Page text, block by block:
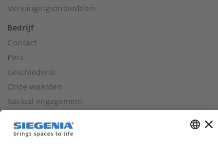
Vervangingsonderdelen
Bedrijf
Contact
Pers
Geschiedenis
Onze waarden
Sociaal engagement